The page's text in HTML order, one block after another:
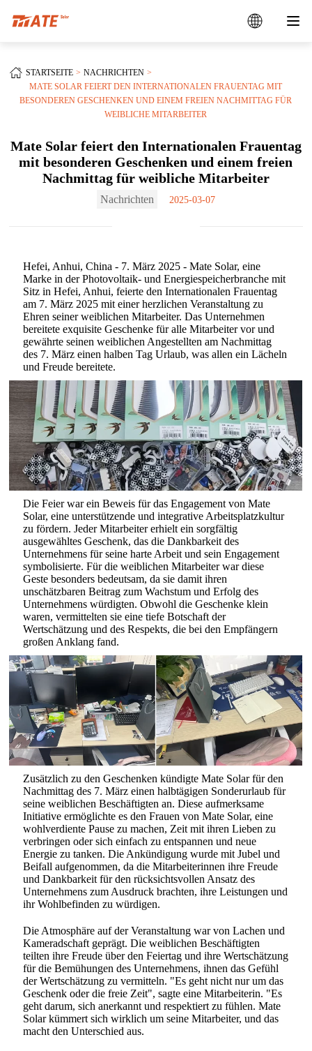
STARTSEITE
NACHRICHTEN
MATE SOLAR FEIERT DEN INTERNATIONALEN FRAUENTAG MIT
BESONDEREN GESCHENKEN UND EINEM FREIEN NACHMITTAG FÜR
WEIBLICHE MITARBEITER
Mate Solar feiert den Internationalen Frauentag
mit besonderen Geschenken und einem freien
Nachmittag für weibliche Mitarbeiter
Nachrichten 2025-03-07
Hefei, Anhui, China - 7. März 2025 - Mate Solar, eine
Marke in der Photovoltaik- und Energiespeicherbranche mit
Sitz in Hefei, Anhui, feierte den Internationalen Frauentag
am 7. März 2025 mit einer herzlichen Veranstaltung zu
Ehren seiner weiblichen Mitarbeiter. Das Unternehmen
bereitete exquisite Geschenke für alle Mitarbeiter vor und
gewährte seinen weiblichen Angestellten am Nachmittag
des 7. März einen halben Tag Urlaub, was allen ein Lächeln
und Freude bereitete.
Die Feier war ein Beweis für das Engagement von Mate
Solar, eine unterstützende und integrative Arbeitsplatzkultur
zu fördern. Jeder Mitarbeiter erhielt ein sorgfältig
ausgewähltes Geschenk, das die Dankbarkeit des
Unternehmens für seine harte Arbeit und sein Engagement
symbolisierte. Für die weiblichen Mitarbeiter war diese
Geste besonders bedeutsam, da sie damit ihren
unschätzbaren Beitrag zum Wachstum und Erfolg des
Unternehmens würdigten. Obwohl die Geschenke klein
waren, vermittelten sie eine tiefe Botschaft der
Wertschätzung und des Respekts, die bei den Empfängern
großen Anklang fand.
Zusätzlich zu den Geschenken kündigte Mate Solar für den
Nachmittag des 7. März einen halbtägigen Sonderurlaub für
seine weiblichen Beschäftigten an. Diese aufmerksame
Initiative ermöglichte es den Frauen von Mate Solar, eine
wohlverdiente Pause zu machen, Zeit mit ihren Lieben zu
verbringen oder sich einfach zu entspannen und neue
Energie zu tanken. Die Ankündigung wurde mit Jubel und
Beifall aufgenommen, da die Mitarbeiterinnen ihre Freude
und Dankbarkeit für den rücksichtsvollen Ansatz des
Unternehmens zum Ausdruck brachten, ihre Leistungen und
ihr Wohlbefinden zu würdigen.
Die Atmosphäre auf der Veranstaltung war von Lachen und
Kameradschaft geprägt. Die weiblichen Beschäftigten
teilten ihre Freude über den Feiertag und ihre Wertschätzung
für die Bemühungen des Unternehmens, ihnen das Gefühl
der Wertschätzung zu vermitteln. "Es geht nicht nur um das
Geschenk oder die freie Zeit", sagte eine Mitarbeiterin. "Es
geht darum, sich anerkannt und respektiert zu fühlen. Mate
Solar kümmert sich wirklich um seine Mitarbeiter, und das
macht den Unterschied aus.